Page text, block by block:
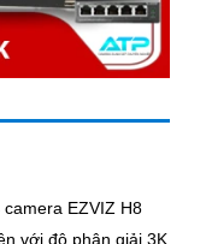
EZVIZ H8
với độ phân giải 3K